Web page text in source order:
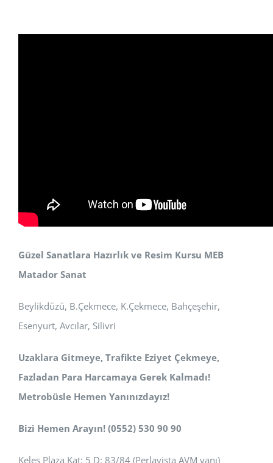
Güzel Sanatlara Hazırlık ve Resim Kursu MEB
Matador Sanat
Beylikdüzü, B.Çekmece, K.Çekmece, Bahçeşehir,
Esenyurt, Avcılar, Silivri
Uzaklara Gitmeye, Trafikte Eziyet Çekmeye,
Fazladan Para Harcamaya Gerek Kalmadı!
Metrobüsle Hemen Yanınızdayız!
Bizi Hemen Arayın! (0552) 530 90 90
Keleş Plaza Kat: 5 D: 83/84 (Perlavista AVM yanı)